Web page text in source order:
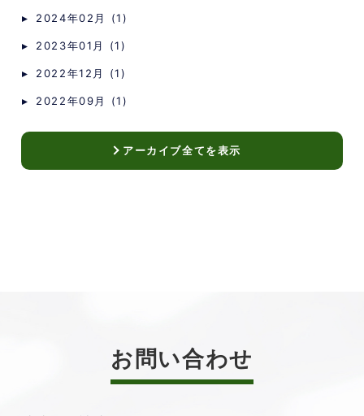
2024年02月 (1)
2023年01月 (1)
2022年12月 (1)
2022年09月 (1)
アーカイブ全てを表示
お問い合わせ